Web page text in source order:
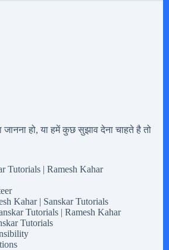
हो, या हमें कुछ सुझाव देना चाहते है तो
Tutorials | Ramesh Kahar
Kahar | Sanskar Tutorials
Tutorials | Ramesh Kahar
Tutorials